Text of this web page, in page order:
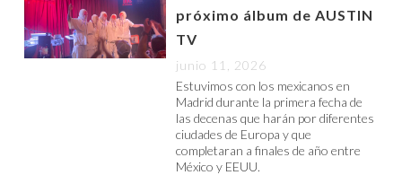
próximo álbum de AUSTIN
TV
junio 11, 2026
Estuvimos con los mexicanos en
Madrid durante la primera fecha de
las decenas que harán por diferentes
ciudades de Europa y que
completaran a finales de año entre
México y EEUU.